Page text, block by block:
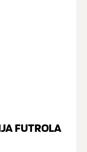
FUTROLA